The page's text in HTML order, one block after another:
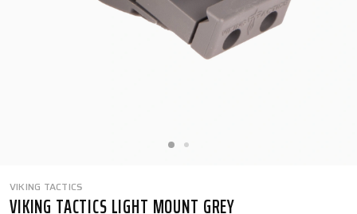
VIKING TACTICS
VIKING TACTICS LIGHT MOUNT GREY